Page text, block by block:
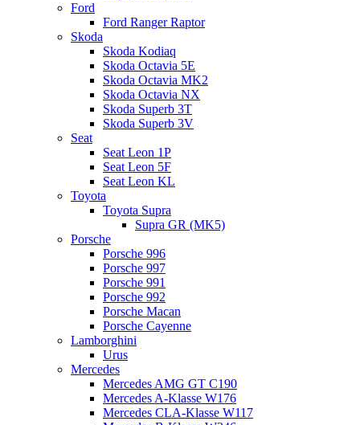
Ford
Ford Ranger Raptor
Skoda
Skoda Kodiaq
Skoda Octavia 5E
Skoda Octavia MK2
Skoda Octavia NX
Skoda Superb 3T
Skoda Superb 3V
Seat
Seat Leon 1P
Seat Leon 5F
Seat Leon KL
Toyota
Toyota Supra
Supra GR (MK5)
Porsche
Porsche 996
Porsche 997
Porsche 991
Porsche 992
Porsche Macan
Porsche Cayenne
Lamborghini
Urus
Mercedes
Mercedes AMG GT C190
Mercedes A-Klasse W176
Mercedes CLA-Klasse W117